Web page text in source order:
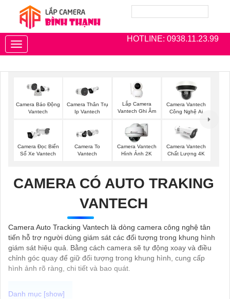
HOTLINE: 0938.11.23.99
Toggle
navigation
Camera Báo Động
Vantech
Camera Thân Trụ
Ip Vantech
Lắp Camera
Vantech Ghi Âm
Camera Vantech
Công Nghệ Ai
Camera Đọc Biển
Số Xe Vantech
Camera To
Vantech
Camera Vantech
Hình Ảnh 2K
Camera Vantech
Chất Lượng 4K
CAMERA CÓ AUTO TRAKING
VANTECH
Camera Auto Tracking Vantech là dòng camera công nghệ tân
tiến hỗ trợ người dùng giám sát các đối tượng trong khung hình
giám sát hiệu quả. Bằng cách camera sẽ tự động xoay và điều
chỉnh góc quay để giữ đối tượng trong khung hình, cung cấp
hình ảnh rõ ràng, chi tiết và bao quát.